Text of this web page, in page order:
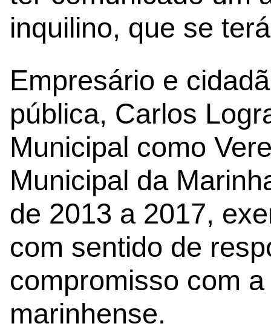
inquilino, que se
Empresário e
pública, Carlos
Municipal como
Municipal da
de 2013 a 2017,
com sentido de
compromisso com
marinhense.